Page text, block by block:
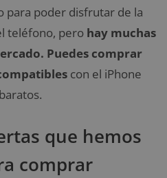
para poder disfrutar de la
teléfono, pero hay muchas
Puedes comprar
con el iPhone
que hemos
comprar